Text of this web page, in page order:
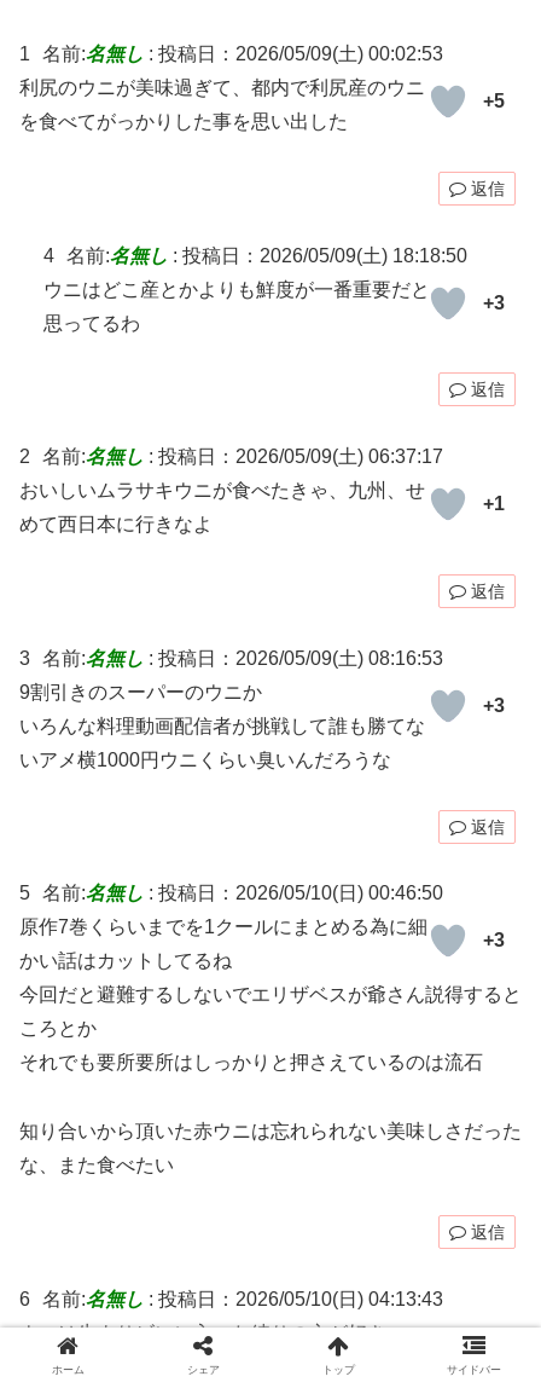
1 名前:名無し : 投稿日：2026/05/09(土) 00:02:53
+5
利尻のウニが美味過ぎて、都内で利尻産のウニ
を食べてがっかりした事を思い出した
返信
4 名前:名無し : 投稿日：2026/05/09(土) 18:18:50
+3
ウニはどこ産とかよりも鮮度が一番重要だと
思ってるわ
返信
2 名前:名無し : 投稿日：2026/05/09(土) 06:37:17
+1
おいしいムラサキウニが食べたきゃ、九州、せ
めて西日本に行きなよ
返信
3 名前:名無し : 投稿日：2026/05/09(土) 08:16:53
+3
9割引きのスーパーのウニか
いろんな料理動画配信者が挑戦して誰も勝てな
いアメ横1000円ウニくらい臭いんだろうな
返信
5 名前:名無し : 投稿日：2026/05/10(日) 00:46:50
+3
原作7巻くらいまでを1クールにまとめる為に細
かい話はカットしてるね
今回だと避難するしないでエリザベスが爺さん説得すると
ころとか
それでも要所要所はしっかりと押さえているのは流石
知り合いから頂いた赤ウニは忘れられない美味しさだった
な、また食べたい
返信
6 名前:名無し : 投稿日：2026/05/10(日) 04:13:43
+2
ウニは生よりビンに入った練りの方が好き
ホーム シェア トップ サイドバー